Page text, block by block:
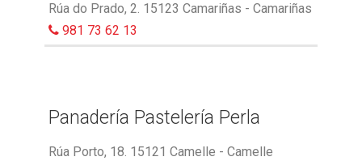
Rúa do Prado, 2. 15123 Camariñas - Camariñas
981 73 62 13
Panadería Pastelería Perla
Rúa Porto, 18. 15121 Camelle - Camelle